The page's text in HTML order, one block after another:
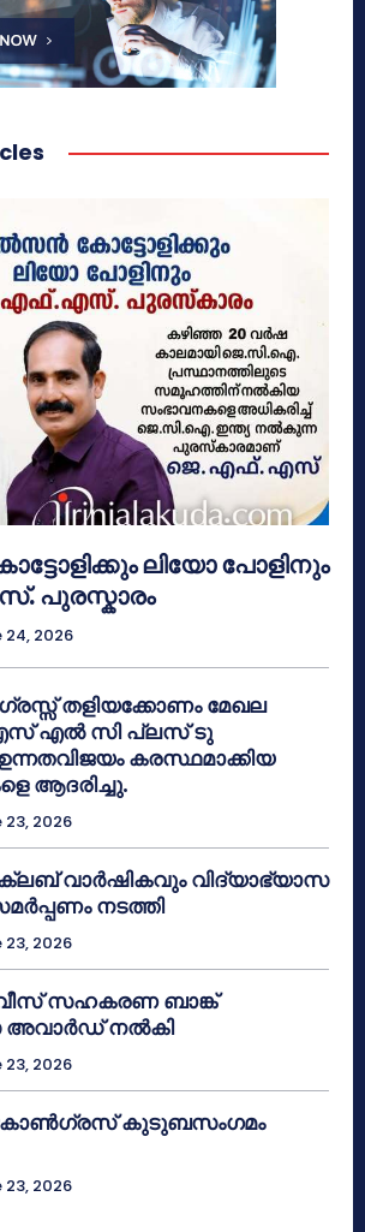
ലിയോ പോളിനും
പുരസ്കാരം
24, 2026
തളിയക്കോണം മേഖല
എസ് എൽ സി പ്ലസ് ടു
കരസ്ഥമാക്കിയ
ആദരിച്ചു.
23, 2026
ക്ലബ് വാർഷികവും വിദ്യാഭ്യാസ
നടത്തി
23, 2026
സഹകരണ ബാങ്ക്
അവാർഡ് നൽകി
23, 2026
കോൺഗ്രസ് കുടുബസംഗമം
23, 2026